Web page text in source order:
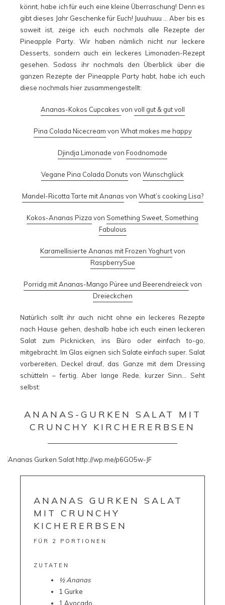
könnt, habe ich für euch eine kleine Überraschung! Denn es
gibt dieses Jahr Geschenke für Euch! Juuuhuuu … Aber bis es
soweit ist, zeige ich euch nochmals alle Rezepte der
Pineapple Party. Wir haben nämlich nicht nur leckere
Desserts, sondern auch ein leckeres Limonaden-Rezept
gesehen. Sodass ihr nochmals den Überblick über die
ganzen Rezepte der Pineapple Party habt, habe ich euch
diese nochmals hier zusammengestellt:
Ananas-Kokos Cupcakes von voll gut & gut voll
Pina Colada Nicecream von What makes me happy
Djindja Limonade von Foodnomade
Vegane Pina Colada Donuts von Wunschglück
Mandel-Ricotta Tarte mit Ananas von What’s cooking Lisa?
Kokos-Ananas Pizza von Something Sweet, Something
Fabulous
Karamellisierte Ananas mit Frozen Yoghurtvon
RaspberrySue
Porridg mit Ananas-Mango Püree und Beerendreieckvon
Dreieckchen
Natürlich sollt ihr auch nicht ohne ein leckeres Rezepte
nach Hause gehen, deshalb habe ich euch einen leckeren
Salat zum Picknicken, ins Büro oder einfach to-go,
mitgebracht. Im Glas eignen sich Salate einfach super. Salat
vorbereiten, Deckel drauf, das Ganze mit dem Dressing
schütteln – fertig. Aber lange Rede, kurzer Sinn… Seht
selbst:
ANANAS-GURKEN SALAT MIT
CRUNCHY KIRCHERERBSEN
ANANAS GURKEN SALAT
MIT CRUNCHY
KICHERERBSEN
FÜR 2 PORTIONEN
ZUTATEN
½ Ananas
1 Gurke
1 Avocado